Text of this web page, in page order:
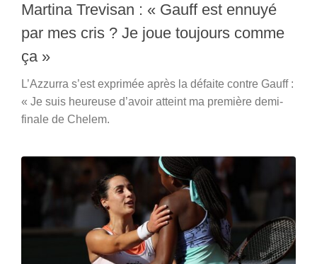
Martina Trevisan : « Gauff est ennuyé
par mes cris ? Je joue toujours comme
ça »
L’Azzurra s’est exprimée après la défaite contre Gauff :
« Je suis heureuse d’avoir atteint ma première demi-
finale de Chelem.